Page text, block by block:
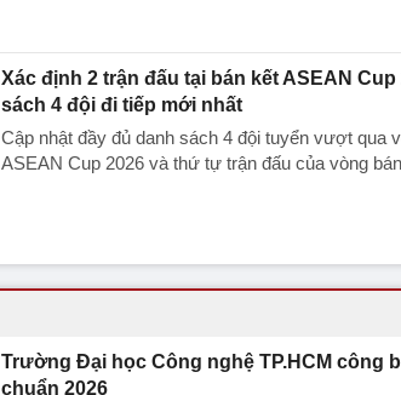
Xác định 2 trận đấu tại bán kết ASEAN Cup
sách 4 đội đi tiếp mới nhất
Cập nhật đầy đủ danh sách 4 đội tuyển vượt qua
ASEAN Cup 2026 và thứ tự trận đấu của vòng
Trường Đại học Công nghệ TP.HCM công
chuẩn 2026